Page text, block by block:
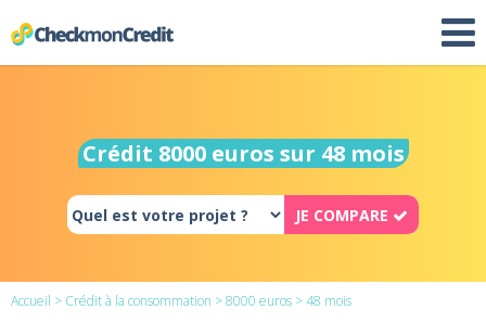
Crédit 8000 euros sur 48 mois
JE COMPARE
Accueil > Crédit à la consommation >8000 euros > 48 mois